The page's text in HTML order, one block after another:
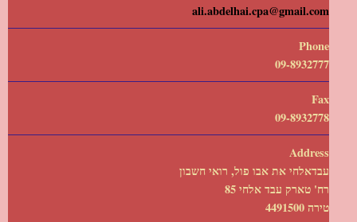
ali.abdelhai.cpa@gmail.com
Phone
09-8932777
Fax
09-8932778
Address
עבדאלחי את אבו פול, רואי חשבון
רח' טארק עבד אלחי 85
טירה 4491500